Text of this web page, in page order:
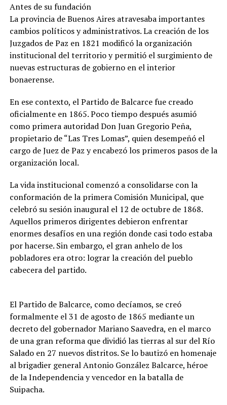
Antes de su fundación
La provincia de Buenos Aires atravesaba importantes
cambios políticos y administrativos. La creación de los
Juzgados de Paz en 1821 modificó la organización
institucional del territorio y permitió el surgimiento de
nuevas estructuras de gobierno en el interior
bonaerense.
En ese contexto, el Partido de Balcarce fue creado
oficialmente en 1865. Poco tiempo después asumió
como primera autoridad Don Juan Gregorio Peña,
propietario de “Las Tres Lomas”, quien desempeñó el
cargo de Juez de Paz y encabezó los primeros pasos de la
organización local.
La vida institucional comenzó a consolidarse con la
conformación de la primera Comisión Municipal, que
celebró su sesión inaugural el 12 de octubre de 1868.
Aquellos primeros dirigentes debieron enfrentar
enormes desafíos en una región donde casi todo estaba
por hacerse. Sin embargo, el gran anhelo de los
pobladores era otro: lograr la creación del pueblo
cabecera del partido.
El Partido de Balcarce, como decíamos, se creó
formalmente el 31 de agosto de 1865 mediante un
decreto del gobernador Mariano Saavedra, en el marco
de una gran reforma que dividió las tierras al sur del Río
Salado en 27 nuevos distritos. Se lo bautizó en homenaje
al brigadier general Antonio González Balcarce, héroe
de la Independencia y vencedor en la batalla de
Suipacha.